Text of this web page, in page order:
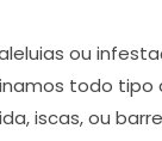
ou
todo
iscas, ou